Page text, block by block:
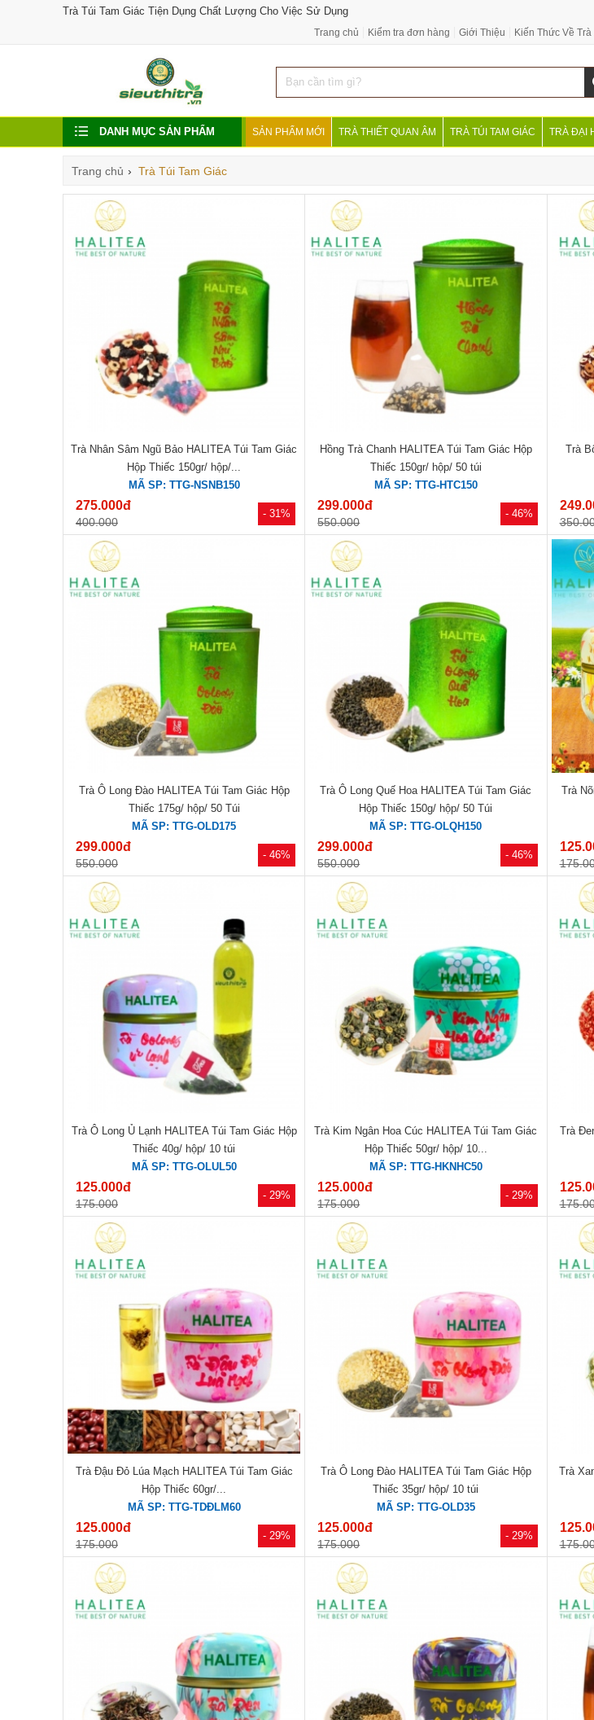
Trà Túi Tam Giác Tiện Dụng Chất Lượng Cho Việc Sử Dụng
Trang chủ Kiểm tra đơn hàng Giới Thiệu Kiến Thức Về Trà
DANH MỤC SẢN PHẨM SẢN PHẨM MỚI TRÀ THIẾT QUAN ÂM TRÀ TÚI TAM GIÁC TRÀ ĐẠI
Trang chủ › Trà Túi Tam Giác
- 31%
Trà Nhân Sâm Ngũ Bảo HALITEA Túi Tam Giác
Hộp Thiếc 150gr/ hộp/...
MÃ SP: TTG-NSNB150
275.000đ
400.000
- 46%
Hồng Trà Chanh HALITEA Túi Tam Giác Hộp
Thiếc 150gr/ hộp/ 50 túi
MÃ SP: TTG-HTC150
299.000đ
550.000
Trà
- 46%
Trà Ô Long Đào HALITEA Túi Tam Giác Hộp
Thiếc 175g/ hộp/ 50 Túi
MÃ SP: TTG-OLD175
299.000đ
550.000
- 46%
Trà Ô Long Quế Hoa HALITEA Túi Tam Giác
Hộp Thiếc 150g/ hộp/ 50 Túi
MÃ SP: TTG-OLQH150
299.000đ
550.000
Trà
- 29%
Trà Ô Long Ủ Lạnh HALITEA Túi Tam Giác Hộp
Thiếc 40g/ hộp/ 10 túi
MÃ SP: TTG-OLUL50
125.000đ
175.000
- 29%
Trà Kim Ngân Hoa Cúc HALITEA Túi Tam Giác
Hộp Thiếc 50gr/ hộp/ 10...
MÃ SP: TTG-HKNHC50
125.000đ
175.000
Trà
- 29%
Trà Đậu Đỏ Lúa Mạch HALITEA Túi Tam Giác
Hộp Thiếc 60gr/...
MÃ SP: TTG-TDĐLM60
125.000đ
175.000
- 29%
Trà Ô Long Đào HALITEA Túi Tam Giác Hộp
Thiếc 35gr/ hộp/ 10 túi
MÃ SP: TTG-OLD35
125.000đ
175.000
Trà